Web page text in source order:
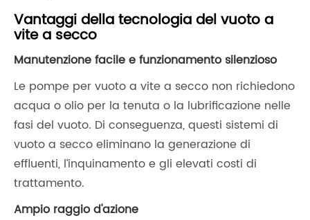
Vantaggi della tecnologia del vuoto a
vite a secco
Manutenzione facile e funzionamento silenzioso
Le pompe per vuoto a vite a secco non richiedono
acqua o olio per la tenuta o la lubrificazione nelle
fasi del vuoto. Di conseguenza, questi sistemi di
vuoto a secco eliminano la generazione di
effluenti, l’inquinamento e gli elevati costi di
trattamento.
Ampio raggio d'azione